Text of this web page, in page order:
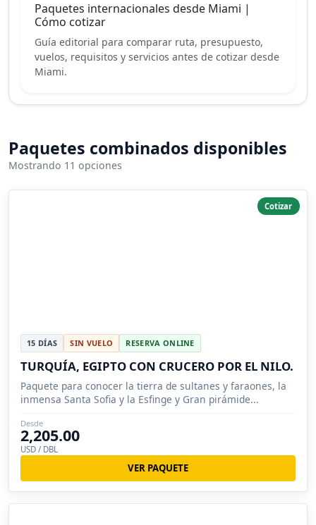
Paquetes internacionales desde Miami |
Cómo cotizar
Guía editorial para comparar ruta, presupuesto,
vuelos, requisitos y servicios antes de cotizar desde
Miami.
Paquetes combinados disponibles
Mostrando 11 opciones
Cotizar
15 DÍAS SIN VUELO RESERVA ONLINE
TURQUÍA, EGIPTO CON CRUCERO POR EL NILO.
Paquete para conocer la tierra de sultanes y faraones, la
inmensa Santa Sofia y la Esfinge y Gran pirámide...
Desde
2,205.00
USD / DBL
VER PAQUETE